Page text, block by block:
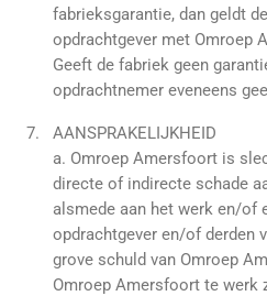
fabrieksgarantie, dan geldt
opdrachtgever met Omroep
Geeft de fabriek geen
opdrachtnemer eveneens
AANSPRAKELIJKHEID
a. Omroep Amersfoort is
directe of indirecte schade
alsmede aan het werk en/of
opdrachtgever en/of derden
grove schuld van Omroep
Omroep Amersfoort te werk